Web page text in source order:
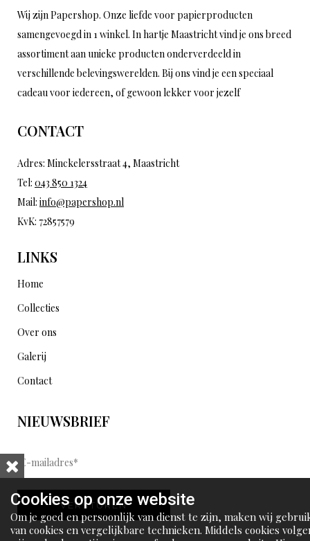
Wij zijn Papershop. Onze liefde voor papierproducten
samengevoegd in 1 winkel. In hartje Maastricht vind je ons breed
assortiment aan unieke producten onderverdeeld in
verschillende belevingswerelden. Bij ons vind je een speciaal
cadeau voor iedereen, of gewoon lekker voor jezelf
CONTACT
Adres: Minckelersstraat 4, Maastricht
Tel: 043 850 1324
Mail: info@papershop.nl
KvK: 72857579
LINKS
Home
Collecties
Over ons
Galerij
Contact
NIEUWSBRIEF
E
-
m
a
i
VERSTUREN
Cookies op onze website
Om je goed en persoonlijk van dienst te zijn, maken wij
van cookies en vergelijkbare technieken. Middels cookies